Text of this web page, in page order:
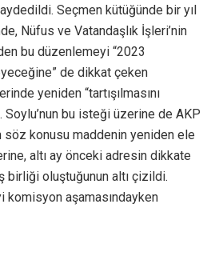
Seçmen kütüğünde bir yıl
Nüfus ve Vatandaşlık İşleri’nin
bu düzenlemeyi “2023
de dikkat çeken
yeniden “tartışılmasını
bu isteği üzerine de AKP
söz konusu maddenin yeniden ele
altı ay önceki adresin dikkate
birliği oluştuğunun altı çizildi.
komisyon aşamasındayken